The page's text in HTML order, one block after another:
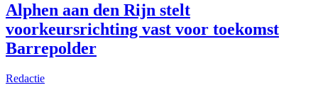
Alphen aan den Rijn stelt
voorkeursrichting vast voor toekomst
Barrepolder
Redactie